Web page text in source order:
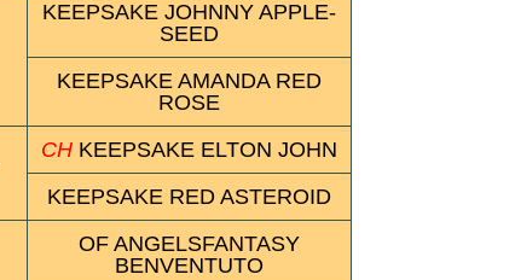
KEEP­SAKE JOHN­NY APPLE­
SEED
KEEP­SAKE AMA­NDA RED
ROSE
CH KEEP­SAKE ELTON JOHN
KEEP­SAKE RED ASTE­ROID
OF ANGELS­FANTASY
BENVEN­TUTO